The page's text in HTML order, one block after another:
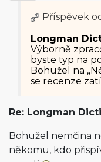
Příspěvek
Longman
Výborně
byste typ na
Bohužel na
se recenze
Re: Longman
Bohužel nemčina
někomu, kdo